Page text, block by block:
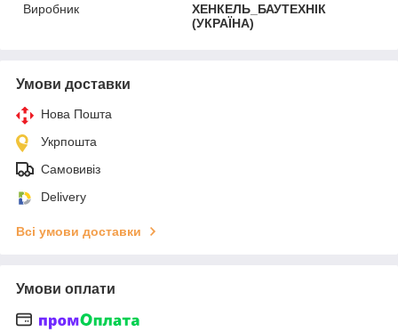
Виробник
ХЕНКЕЛЬ_БАУТЕХНІК
(УКРАЇНА)
Умови доставки
Нова Пошта
Укрпошта
Самовивіз
Delivery
Всі умови доставки
Умови оплати